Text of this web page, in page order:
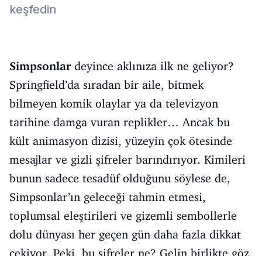
keşfedin
Simpsonlardeyince aklınıza ilk ne geliyor?
Springfield’da sıradan bir aile, bitmek
bilmeyen komik olaylar ya da televizyon
tarihine damga vuran replikler… Ancak bu
kült animasyon dizisi, yüzeyin çok ötesinde
mesajlar ve gizli şifreler barındırıyor. Kimileri
bunun sadece tesadüf olduğunu söylese de,
Simpsonlar’ın geleceği tahmin etmesi,
toplumsal eleştirileri ve gizemli sembollerle
dolu dünyası her geçen gün daha fazla dikkat
çekiyor. Peki, bu şifreler ne? Gelin birlikte göz